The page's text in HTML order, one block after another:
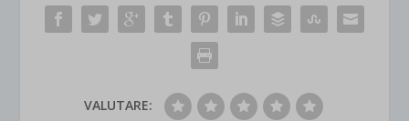
VALUTARE: